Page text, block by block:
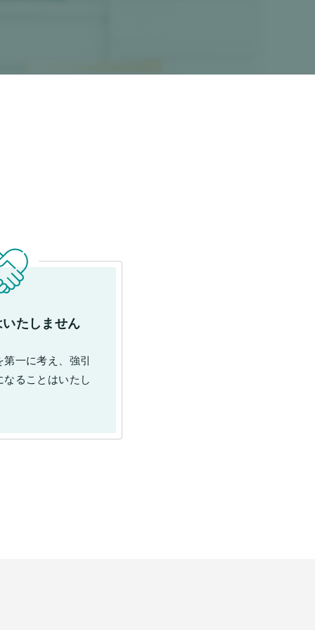
たしません
一に考え、強引
ることはいたし